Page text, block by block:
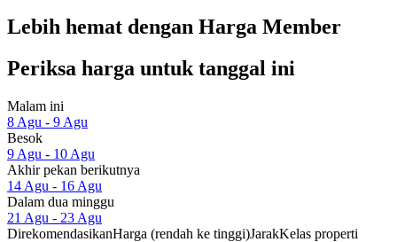
Lebih hemat dengan Harga Member
Periksa harga untuk tanggal ini
Malam ini
8 Agu - 9 Agu
Besok
9 Agu - 10 Agu
Akhir pekan berikutnya
14 Agu - 16 Agu
Dalam dua minggu
21 Agu - 23 Agu
DirekomendasikanHarga (rendah ke tinggi)JarakKelas properti